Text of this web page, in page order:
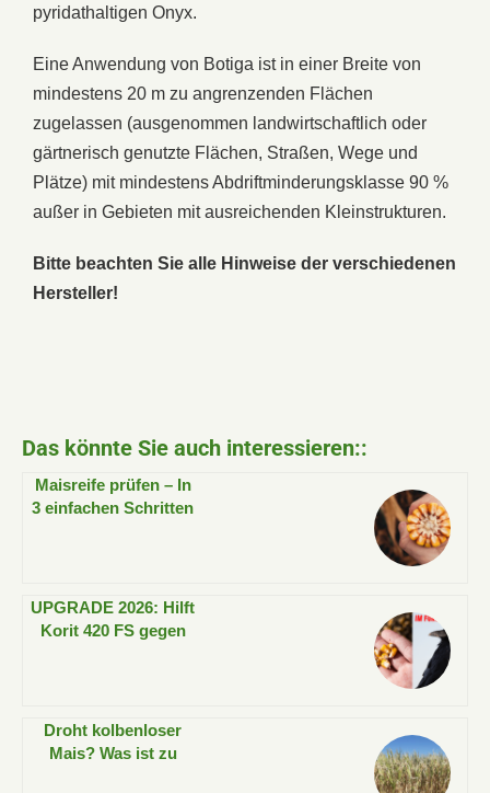
pyridathaltigen Onyx.
Eine Anwendung von Botiga ist in einer Breite von
mindestens 20 m zu angrenzenden Flächen
zugelassen (ausgenommen landwirtschaftlich oder
gärtnerisch genutzte Flächen, Straßen, Wege und
Plätze) mit mindestens Abdriftminderungsklasse 90 %
außer in Gebieten mit ausreichenden Kleinstrukturen.
Bitte beachten Sie alle Hinweise der verschiedenen
Hersteller!
Das könnte Sie auch interessieren::
Maisreife prüfen – In
3 einfachen Schritten
UPGRADE 2026: Hilft
Korit 420 FS gegen
Droht kolbenloser
Mais? Was ist zu